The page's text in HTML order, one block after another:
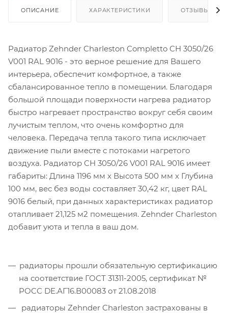
ОПИСАНИЕ ХАРАКТЕРИСТИКИ ОТЗЫВЫ
Радиатор Zehnder Charleston Completto CH 3050/26
V001 RAL 9016 - это верное решение для Вашего
интерьера, обеспечит комфортное, а также
сбалансированное тепло в помещении. Благодаря
большой площади поверхности нагрева радиатор
быстро нагревает пространство вокруг себя своим
лучистым теплом, что очень комфортно для
человека. Передача тепла такого типа исключает
движение пыли вместе с потоками нагретого
воздуха. Радиатор CH 3050/26 V001 RAL 9016 имеет
габариты: Длина 1196 мм х Высота 500 мм х Глубина
100 мм, вес без воды составляет 30,42 кг, цвет RAL
9016 белый, при данных характеристиках радиатор
отапливает 21,125 м2 помещения. Zehnder Charleston
добавит уюта и тепла в ваш дом.
радиаторы прошли обязательную сертификацию
на соответствие ГОСТ 31311-2005, сертификат №
POCC DE.АГ16.В00083 от 21.08.2018
радиаторы Zehnder Charleston застрахованы в